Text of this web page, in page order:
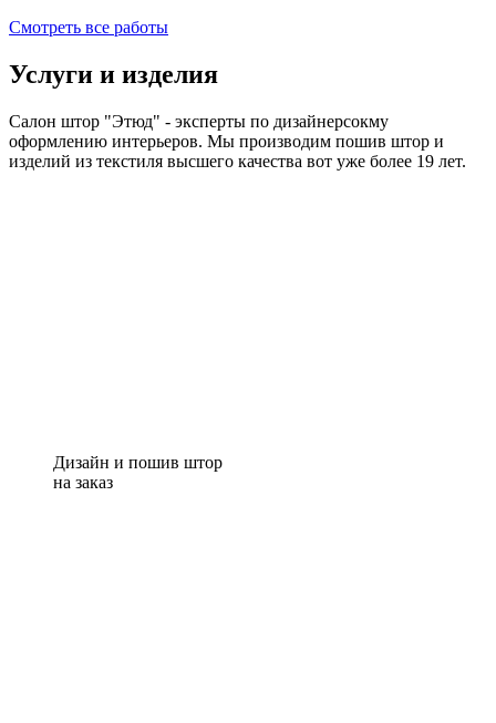
Смотреть все работы
Услуги и изделия
Салон штор "Этюд" - эксперты по дизайнерсокму
оформлению интерьеров. Мы производим пошив штор и
изделий из текстиля высшего качества вот уже более 19 лет.
Дизайн и пошив штор
на заказ